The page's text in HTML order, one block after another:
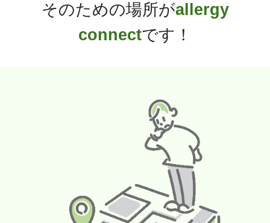
そのための場所がallergy
connectです！